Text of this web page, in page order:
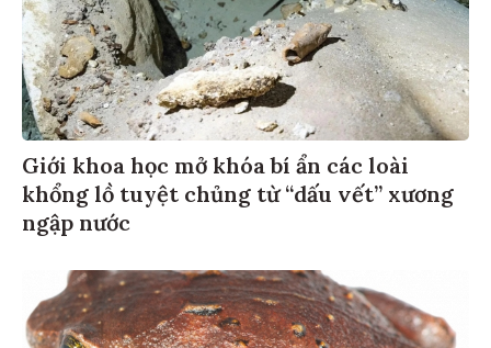
Giới khoa học mở khóa bí ẩn các loài
khổng lồ tuyệt chủng từ “dấu vết” xương
ngập nước